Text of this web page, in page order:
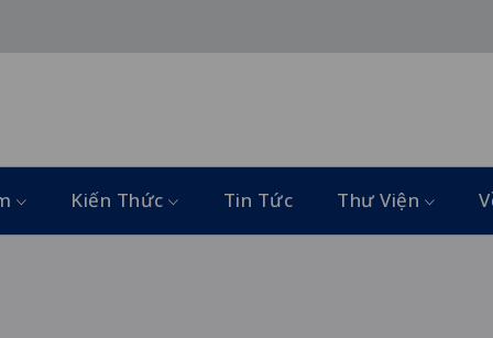
Kiến Thức Tin Tức Thư Viện